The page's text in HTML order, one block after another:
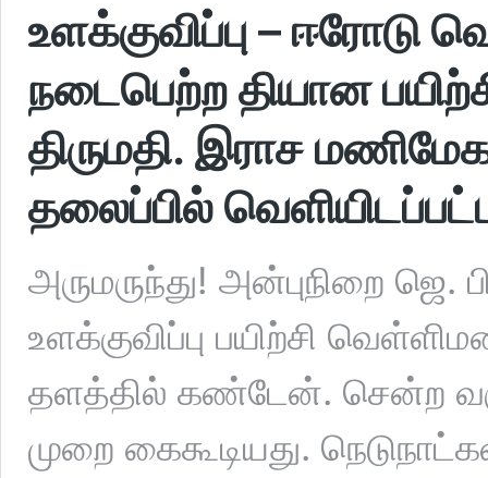
உளக்குவிப்பு – ஈரோடு
நடைபெற்ற தியான
திருமதி. இராச
தலைப்பில்
அருமருந்து! அன்புநிறை ஜெ.
உளக்குவிப்பு பயிற்சி
தளத்தில் கண்டேன். சென்ற
முறை கைகூடியது.